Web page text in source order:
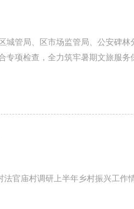
城管局、区市场监管局、公安碑
项检查，全力筑牢暑期文旅服务
官庙村调研上半年乡村振兴工作